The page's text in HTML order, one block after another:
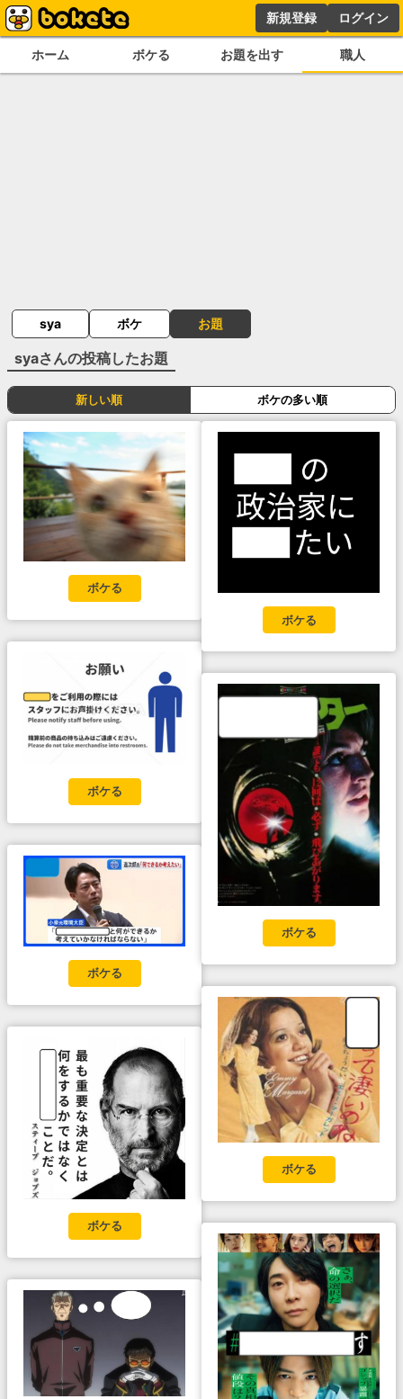
新規登録 ログイン
ホーム ボケる お題を出す 職人
sya ボケ お題
syaさんの投稿したお題
新しい順 ボケの多い順
ボケる
ボケる
ボケる
ボケる
ボケる
ボケる
ボケる